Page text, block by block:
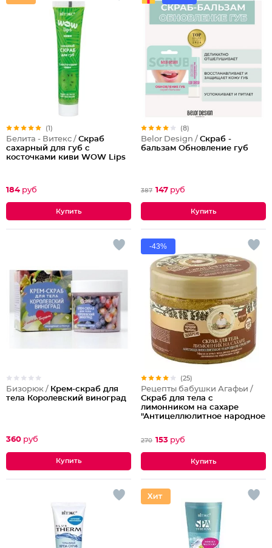
(1)
Белита - Витекс / Скраб
сахарный для губ с
косточками киви WOW Lips
184 руб
(8)
Belor Design / Скраб -
бальзам Обновление губ
387 147 руб
Бизорюк / Крем-скраб для
тела Королевский виноград
360 руб
-43%
(25)
Рецепты бабушки Агафьи /
Скраб для тела с
лимонником на сахаре
"Антицеллюлитное народное
270 153 руб